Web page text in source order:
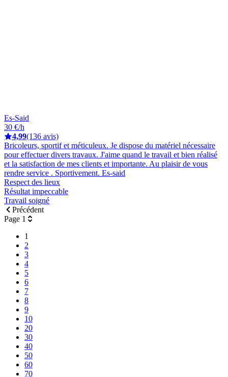
Es-Said
30 €/h
4,99(136 avis)
Bricoleurs, sportif et méticuleux. Je dispose du matériel nécessaire
pour effectuer divers travaux. J'aime quand le travail et bien réalisé
et la satisfaction de mes clients et importante. Au plaisir de vous
rendre service . Sportivement. Es-said
Respect des lieux
Résultat impeccable
Travail soigné
Précédent
Page 1
1
2
3
4
5
6
7
8
9
10
20
30
40
50
60
70